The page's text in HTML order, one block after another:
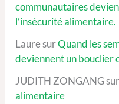
communautaires
l’insécurité alimentaire.
LauresurQuand les
deviennent un bouclier
JUDITH ZONGANGsur
alimentaire